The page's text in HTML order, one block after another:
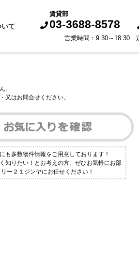
て
賃貸部
03-3688-8578
営業時間：9:30～18:30
。
又はお問合せください。
も多数物件情報をご用意しております！
知りたい！とお考えの方、ぜひお気軽にお部
ー２１ジンヤにお任せください！